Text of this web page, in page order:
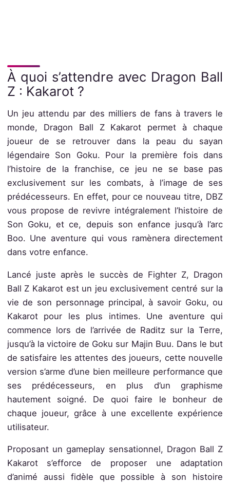
À quoi s’attendre avec Dragon Ball
Z : Kakarot ?
Un jeu attendu par des milliers de fans à travers le
monde, Dragon Ball Z Kakarot permet à chaque
joueur de se retrouver dans la peau du sayan
légendaire Son Goku. Pour la première fois dans
l’histoire de la franchise, ce jeu ne se base pas
exclusivement sur les combats, à l’image de ses
prédécesseurs. En effet, pour ce nouveau titre, DBZ
vous propose de revivre intégralement l’histoire de
Son Goku, et ce, depuis son enfance jusqu’à l’arc
Boo. Une aventure qui vous ramènera directement
dans votre enfance.
Lancé juste après le succès de Fighter Z, Dragon
Ball Z Kakarot est un jeu exclusivement centré sur la
vie de son personnage principal, à savoir Goku, ou
Kakarot pour les plus intimes. Une aventure qui
commence lors de l’arrivée de Raditz sur la Terre,
jusqu’à la victoire de Goku sur Majin Buu. Dans le but
de satisfaire les attentes des joueurs, cette nouvelle
version s’arme d’une bien meilleure performance que
ses prédécesseurs, en plus d’un graphisme
hautement soigné. De quoi faire le bonheur de
chaque joueur, grâce à une excellente expérience
utilisateur.
Proposant un gameplay sensationnel, Dragon Ball Z
Kakarot s’efforce de proposer une adaptation
d’animé aussi fidèle que possible à son histoire